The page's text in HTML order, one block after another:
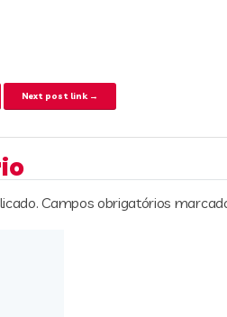
Next post link →
Campos obrigatórios